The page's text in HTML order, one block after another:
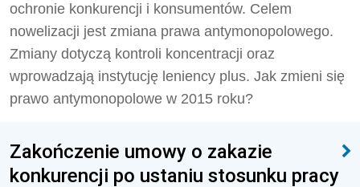
ochronie konkurencji i konsumentów. Celem
nowelizacji jest zmiana prawa antymonopolowego.
Zmiany dotyczą kontroli koncentracji oraz
wprowadzają instytucję leniency plus. Jak zmieni się
prawo antymonopolowe w 2015 roku?
Zakończenie umowy o zakazie
konkurencji po ustaniu stosunku pracy